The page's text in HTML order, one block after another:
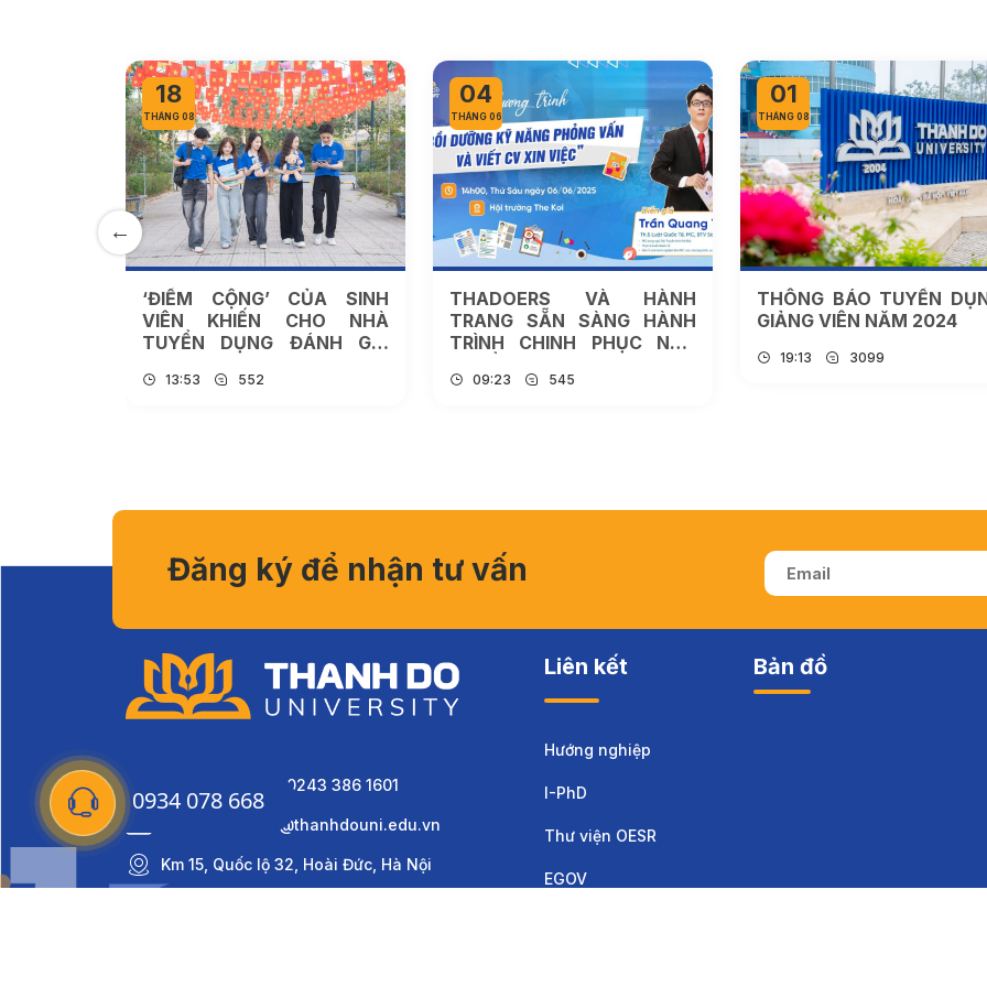
18
THÁNG 08
‘ĐIỂM CỘNG’ CỦA SINH
VIÊN KHIẾN CHO NHÀ
TUYỂN DỤNG ĐÁNH GIÁ
13:53 552
04
THÁNG 06
THADOERS VÀ HÀNH
TRANG SẴN SÀNG HÀNH
TRÌNH CHINH PHỤC NHÀ
09:23 545
01
THÁNG 08
THÔNG BÁO TUYỂN
GIẢNG VIÊN NĂM 2024
19:13 3099
0934 078 668 - 0243 386 1601
daihocthanhdo@thanhdouni.edu.vn
Km 15, Quốc lộ 32, Hoài Đức, Hà Nội
Liên kết
Hướng nghiệp
I-PhD
Thư viện OESR
EGOV
Bản đồ
Đăng ký để nhận tư vấn
0934 078 668